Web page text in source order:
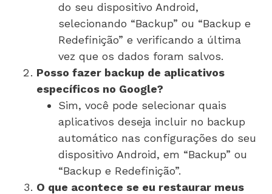
do seu dispositivo Android,
selecionando “Backup” ou “Backup e
Redefinição” e verificando a última
vez que os dados foram salvos.
Posso fazer backup de aplicativos
específicos no Google?
Sim, você pode selecionar quais
aplicativos deseja incluir no backup
automático nas configurações do seu
dispositivo Android, em “Backup” ou
“Backup e Redefinição”.
O que acontece se eu restaurar meus